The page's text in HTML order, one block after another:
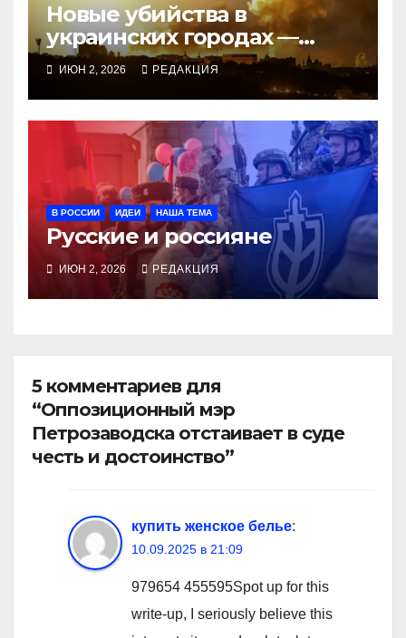
Новые убийства в
украинских городах —
новые удары по
российским НПЗ
ИЮН 2, 2026 РЕДАКЦИЯ
В РОССИИ ИДЕИ НАША ТЕМА
Русские и россияне
ИЮН 2, 2026 РЕДАКЦИЯ
5 комментариев для
“Оппозиционный мэр
Петрозаводска отстаивает в суде
честь и достоинство”
купить женское белье:
10.09.2025 в 21:09
979654 455595Spot up for this
write-up, I seriously believe this